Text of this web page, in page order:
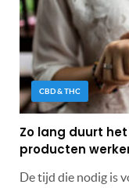
CBD & THC
Zo lang duurt
producten
De tijd die nodig is